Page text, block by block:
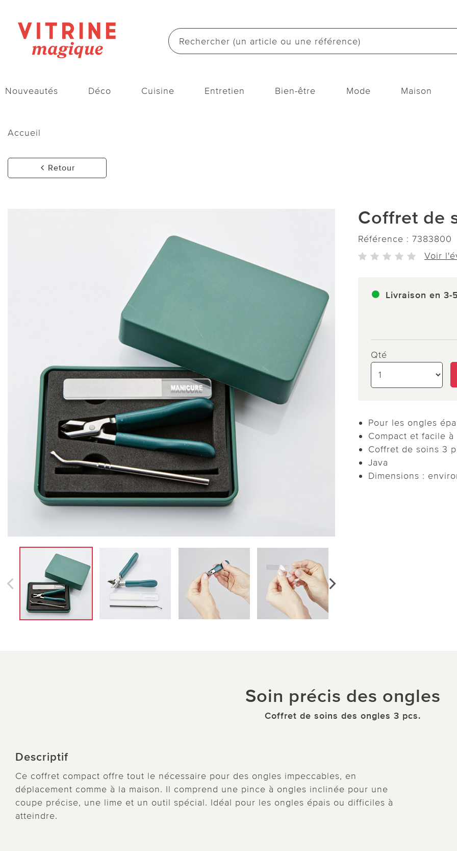
Nouveautés Déco Cuisine Entretien Bien-être Mode Maison
Accueil
Retour
Coffret de
Référence : 7383800
Voir
Livraison en 3-
Qté
Pour les ongles
Compact et facile
Coffret de soins 3
Java
Dimensions :
Soin précis des ongles
Coffret de soins des ongles 3 pcs.
Descriptif
Ce coffret compact offre tout le nécessaire pour des ongles impeccables, en
déplacement comme à la maison. Il comprend une pince à ongles inclinée pour une
coupe précise, une lime et un outil spécial. Idéal pour les ongles épais ou difficiles à
atteindre.